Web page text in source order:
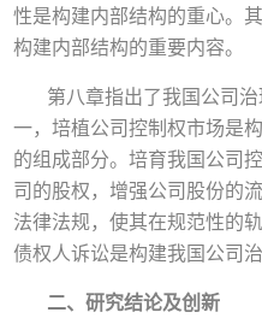
性是构建内部结构的重心。
构建内部结构的重要内容。
第八章指出了我国公司
一，培植公司控制权市场是
的组成部分。培育我国公司
司的股权，增强公司股份的
法律法规，使其在规范性的
债权人诉讼是构建我国公司
二、研究结论及创新